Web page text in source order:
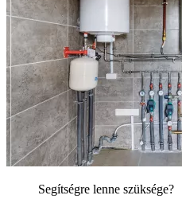
Segítségre lenne szüksége?